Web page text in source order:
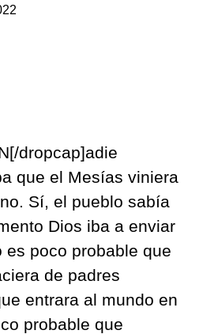
dropcap]adie
que el Mesías viniera
Sí, el pueblo sabía
Dios iba a enviar
es poco probable que
de padres
entrara al mundo en
probable que